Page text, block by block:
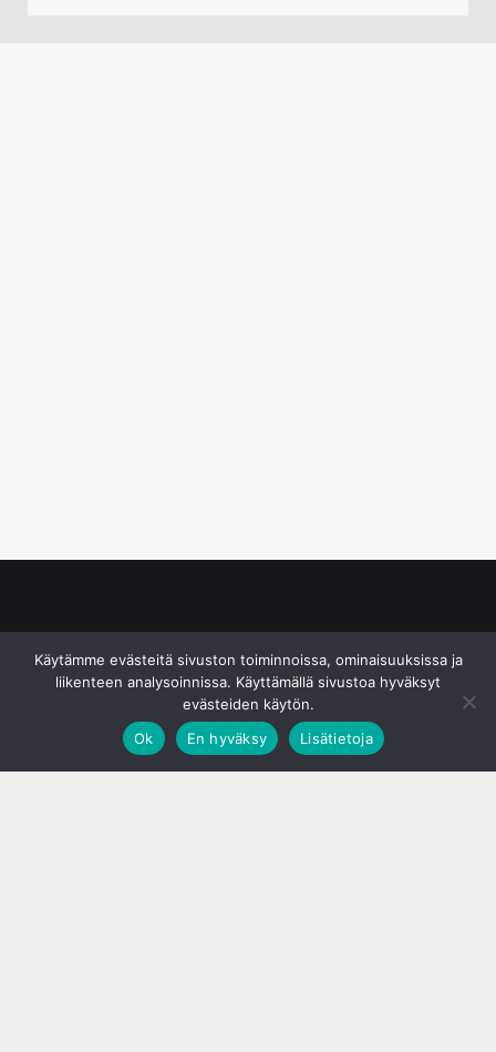
Käytämme evästeitä sivuston toiminnoissa, ominaisuuksissa ja
liikenteen analysoinnissa. Käyttämällä sivustoa hyväksyt
evästeiden käytön.
Ok
En hyväksy Lisätietoja